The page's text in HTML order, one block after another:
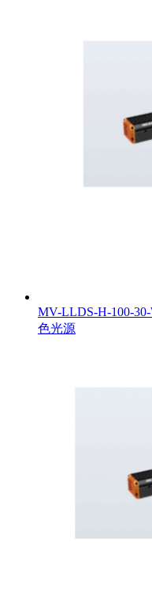
MV-LLDS-H-100-
色光源